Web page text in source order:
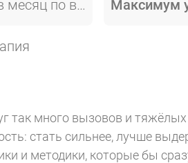
по вторникам Максимум
так много вызовов и
стать сильнее, лучше
и методики, которые бы